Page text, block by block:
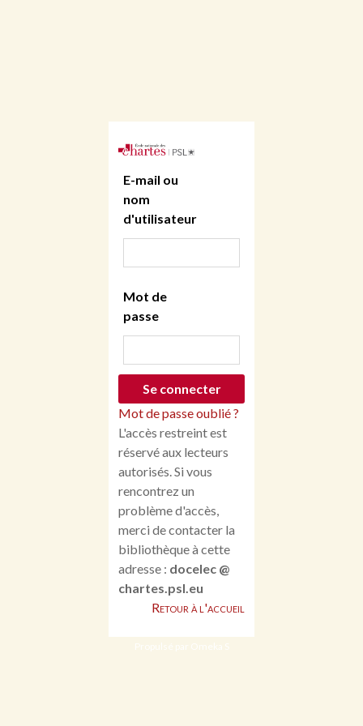
E-mail ou
nom
d'utilisateur
Mot de
passe
Mot de passe oublié ?
L'accès restreint est
réservé aux lecteurs
autorisés. Si vous
rencontrez un
problème d'accès,
merci de contacter la
bibliothèque à cette
adresse : docelec @
chartes.psl.eu
Retour à l'accueil
Propulsé par Omeka S